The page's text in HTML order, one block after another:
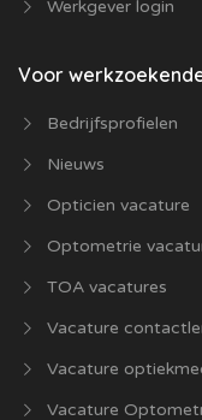
Werkgever login
Voor
Bedrijfsprofielen
Nieuws
Opticien vacature
Optometrie
TOA vacatures
Vacature
Vacature
Vacature